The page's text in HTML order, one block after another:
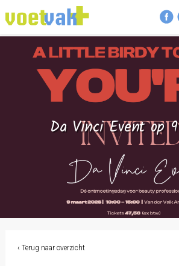
Da Vinci Event op
‹ Terug naar overzicht